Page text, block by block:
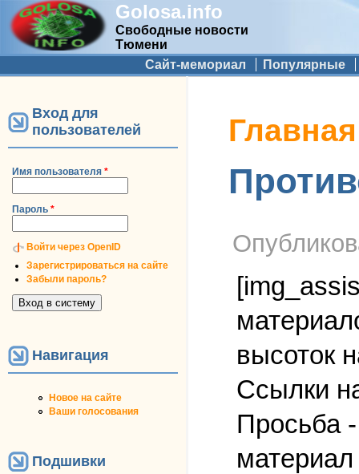
Golosa.info
Свободные новости
Тюмени
Дополнительное меню
Сайт-мемориал Популярные
Вход для
пользователей
Имя пользователя *
Пароль *
Войти через OpenID
Зарегистрироваться на сайте
Забыли пароль?
Навигация
Новое на сайте
Ваши голосования
Подшивки
Вы здесь
Главная
высоток
Ссылки
Просьба -